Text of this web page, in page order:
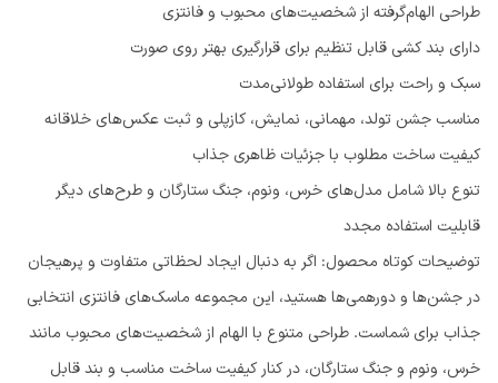
طراحی الهام‌گرفته از شخصیت‌های محبوب و فانتزی
دارای بند کشی قابل تنظیم برای قرارگیری بهتر روی صورت
سبک و راحت برای استفاده طولانی‌مدت
مناسب جشن تولد، مهمانی، نمایش، کازپلی و ثبت عکس‌های خلاقانه
کیفیت ساخت مطلوب با جزئیات ظاهری جذاب
تنوع بالا شامل مدل‌های خرس، ونوم، جنگ ستارگان و طرح‌های دیگر
قابلیت استفاده مجدد
توضیحات کوتاه محصول: اگر به دنبال ایجاد لحظاتی متفاوت و پرهیجان
در جشن‌ها و دورهمی‌ها هستید، این مجموعه ماسک‌های فانتزی انتخابی
جذاب برای شماست. طراحی متنوع با الهام از شخصیت‌های محبوب مانند
خرس، ونوم و جنگ ستارگان، در کنار کیفیت ساخت مناسب و بند قابل